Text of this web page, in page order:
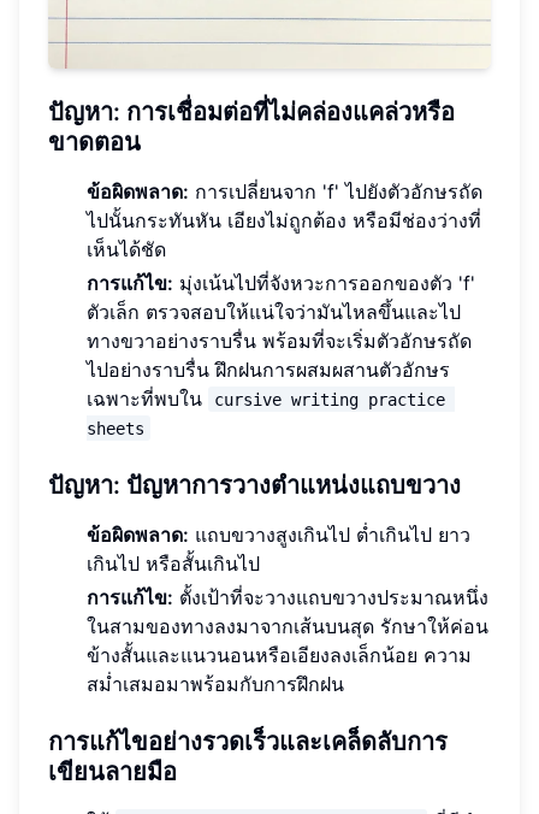
ปัญหา: การเชื่อมต่อที่ไม่คล่องแคล่วหรือ
ขาดตอน
ข้อผิดพลาด: การเปลี่ยนจาก 'f' ไปยังตัวอักษรถัด
ไปนั้นกระทันหัน เอียงไม่ถูกต้อง หรือมีช่องว่างที่
เห็นได้ชัด
การแก้ไข: มุ่งเน้นไปที่จังหวะการออกของตัว 'f'
ตัวเล็ก ตรวจสอบให้แน่ใจว่ามันไหลขึ้นและไป
ทางขวาอย่างราบรื่น พร้อมที่จะเริ่มตัวอักษรถัด
ไปอย่างราบรื่น ฝึกฝนการผสมผสานตัวอักษร
เฉพาะที่พบใน
cursive writing practice
sheets
ปัญหา: ปัญหาการวางตำแหน่งแถบขวาง
ข้อผิดพลาด: แถบขวางสูงเกินไป ต่ำเกินไป ยาว
เกินไป หรือสั้นเกินไป
การแก้ไข: ตั้งเป้าที่จะวางแถบขวางประมาณหนึ่ง
ในสามของทางลงมาจากเส้นบนสุด รักษาให้ค่อน
ข้างสั้นและแนวนอนหรือเอียงลงเล็กน้อย ความ
สม่ำเสมอมาพร้อมกับการฝึกฝน
การแก้ไขอย่างรวดเร็วและเคล็ดลับการ
เขียนลายมือ